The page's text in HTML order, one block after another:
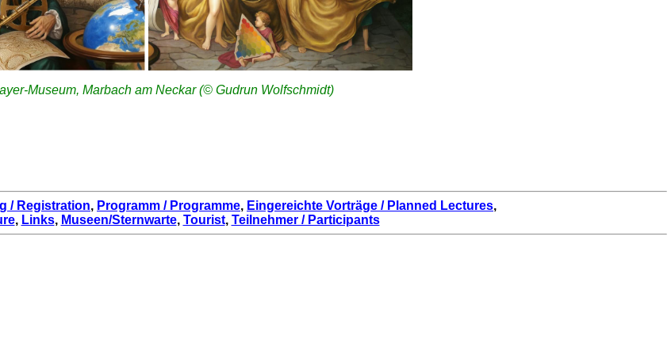
Museum, Marbach am Neckar (© Gudrun Wolfschmidt)
/ Registration, Programm / Programme, Eingereichte Vorträge / Planned Lectures,
, Links, Museen/Sternwarte, Tourist, Teilnehmer / Participants